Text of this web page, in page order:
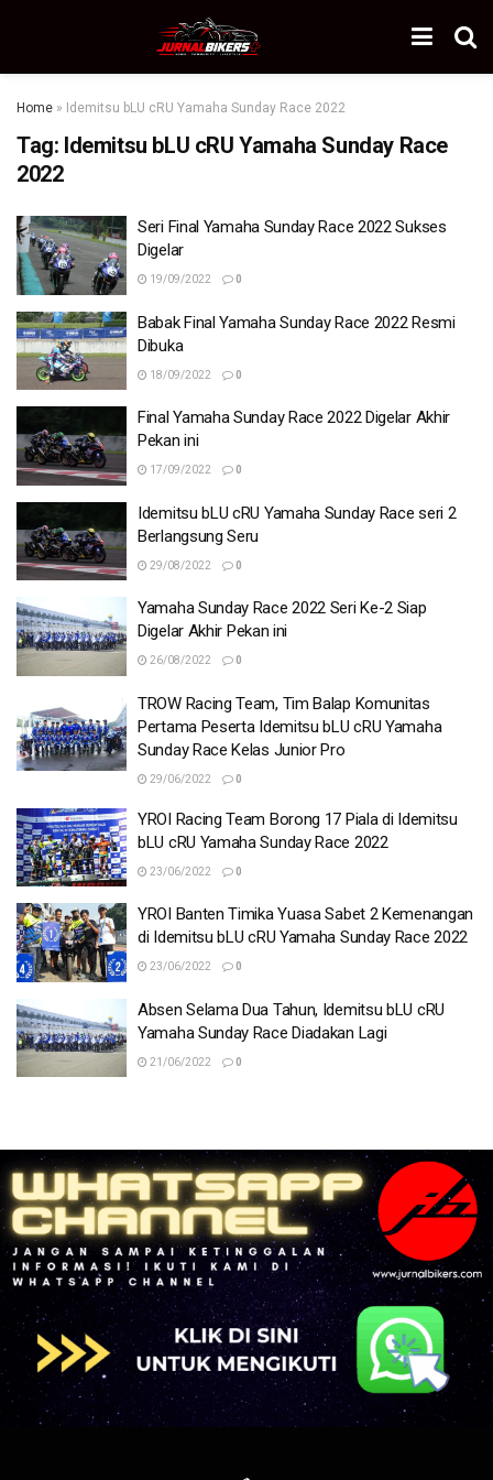
Home » Idemitsu bLU cRU Yamaha Sunday Race 2022
Tag: Idemitsu bLU cRU Yamaha Sunday Race
2022
Seri Final Yamaha Sunday Race 2022 Sukses
Digelar
19/09/2022 0
Babak Final Yamaha Sunday Race 2022 Resmi
Dibuka
18/09/2022 0
Final Yamaha Sunday Race 2022 Digelar Akhir
Pekan ini
17/09/2022 0
Idemitsu bLU cRU Yamaha Sunday Race seri 2
Berlangsung Seru
29/08/2022 0
Yamaha Sunday Race 2022 Seri Ke-2 Siap
Digelar Akhir Pekan ini
26/08/2022 0
TROW Racing Team, Tim Balap Komunitas
Pertama Peserta Idemitsu bLU cRU Yamaha
Sunday Race Kelas Junior Pro
29/06/2022 0
YROI Racing Team Borong 17 Piala di Idemitsu
bLU cRU Yamaha Sunday Race 2022
23/06/2022 0
YROI Banten Timika Yuasa Sabet 2 Kemenangan
di Idemitsu bLU cRU Yamaha Sunday Race 2022
23/06/2022 0
Absen Selama Dua Tahun, Idemitsu bLU cRU
Yamaha Sunday Race Diadakan Lagi
21/06/2022 0